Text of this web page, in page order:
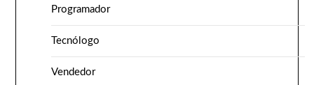
Programador
Tecnólogo
Vendedor